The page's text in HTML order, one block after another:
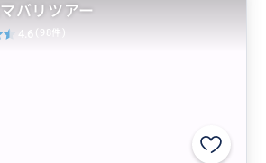
バリツアー
4.6 (98件)